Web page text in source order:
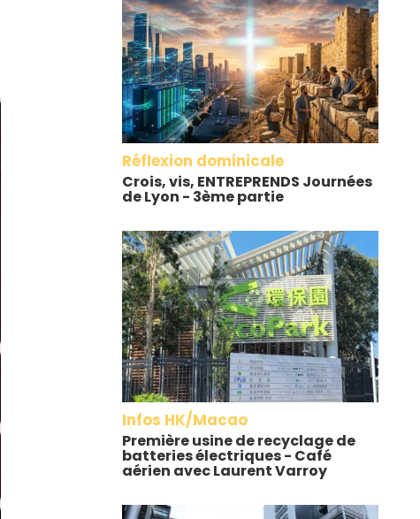
Réflexion dominicale
Crois, vis, ENTREPRENDS Journées
de Lyon - 3ème partie
Infos HK/Macao
Première usine de recyclage de
batteries électriques - Café
aérien avec Laurent Varroy